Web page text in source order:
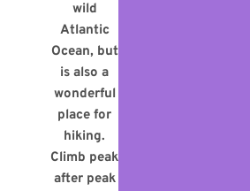
wild
Atlantic
Ocean, but
is also a
wonderful
place for
hiking.
Climb peak
after peak